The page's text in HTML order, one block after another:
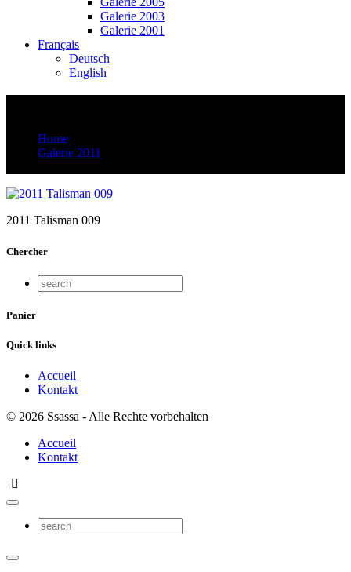
Galerie 2003
Galerie 2001
Français
Deutsch
English
Home
Galerie 2011
2011 Talisman 009
Chercher
Panier
Quick links
Accueil
Kontakt
© 2026 Ssassa - Alle Rechte vorbehalten
Accueil
Kontakt